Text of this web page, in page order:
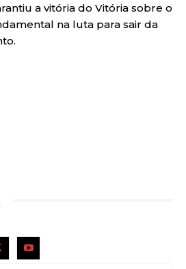
a vitória do Vitória sobre o
na luta para sair da